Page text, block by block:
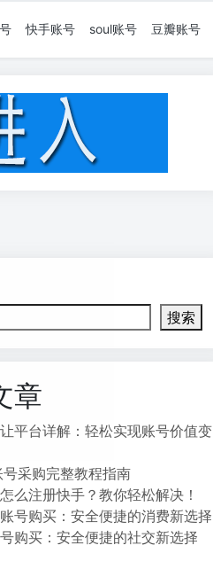
快手账号 soul账号 豆瓣账号
搜索
章
平台详解：轻松实现账号价值变
采购完整教程指南
么注册快手？教你轻松解决！
号购买：安全便捷的消费新选择
购买：安全便捷的社交新选择